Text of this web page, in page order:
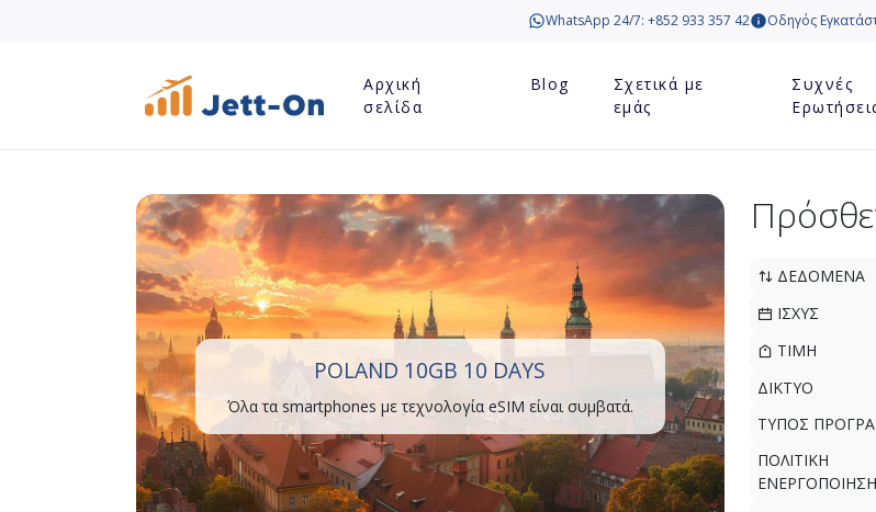
WhatsApp 24/7: +852 933 357 42 Οδηγός
Αρχική
σελίδα
Blog
Σχετικά με
εμάς
Συχνές
POLAND 10GB 10 DAYS
Όλα τα smartphones με τεχνολογία eSIM είναι συμβατά.
ΔΕΔΟΜΕΝΑ
ΙΣΧΥΣ
ΤΙΜΗ
ΔΙΚΤΥΟ
ΤΥΠΟΣ
ΠΟΛΙΤΙΚΗ